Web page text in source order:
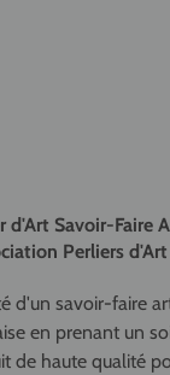
d'Art Savoir-Faire
Perliers
d'un savoir-faire
en prenant un
de haute qualité